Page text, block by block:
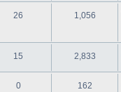
26 1,056
15 2,833
0 162